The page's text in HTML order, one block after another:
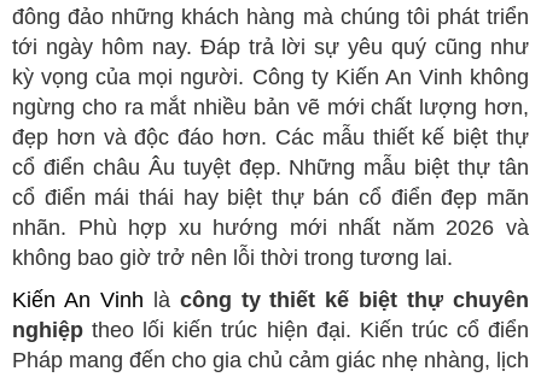
đông đảo những khách hàng mà chúng tôi phát triển
tới ngày hôm nay. Đáp trả lời sự yêu quý cũng như
kỳ vọng của mọi người. Công ty Kiến An Vinh không
ngừng cho ra mắt nhiều bản vẽ mới chất lượng hơn,
đẹp hơn và độc đáo hơn. Các mẫu thiết kế biệt thự
cổ điển châu Âu tuyệt đẹp. Những mẫu biệt thự tân
cổ điển mái thái hay biệt thự bán cổ điển đẹp mãn
nhãn. Phù hợp xu hướng mới nhất năm 2026 và
không bao giờ trở nên lỗi thời trong tương lai.
Kiến An Vinh là công ty thiết kế biệt thự chuyên
nghiệp theo lối kiến trúc hiện đại. Kiến trúc cổ điển
Pháp mang đến cho gia chủ cảm giác nhẹ nhàng, lịch